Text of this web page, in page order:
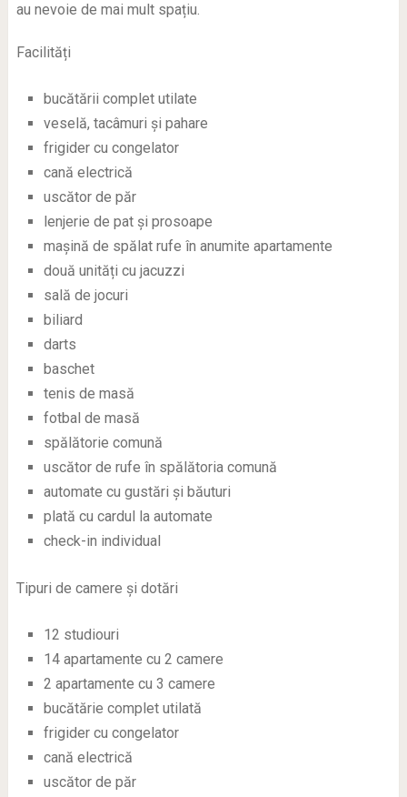
au nevoie de mai mult spațiu.
Facilități
bucătării complet utilate
veselă, tacâmuri și pahare
frigider cu congelator
cană electrică
uscător de păr
lenjerie de pat și prosoape
mașină de spălat rufe în anumite apartamente
două unități cu jacuzzi
sală de jocuri
biliard
darts
baschet
tenis de masă
fotbal de masă
spălătorie comună
uscător de rufe în spălătoria comună
automate cu gustări și băuturi
plată cu cardul la automate
check-in individual
Tipuri de camere și dotări
12 studiouri
14 apartamente cu 2 camere
2 apartamente cu 3 camere
bucătărie complet utilată
frigider cu congelator
cană electrică
uscător de păr